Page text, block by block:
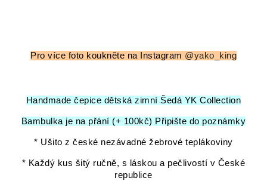
Pro více foto koukněte na Instagram @yako_king
Handmade čepice dětská zimní Šedá YK Collection
Bambulka je na přání (+ 100kč) Připište do poznámky
* Ušito z české nezávadné žebrové teplákoviny
* Každý kus šitý ručně, s láskou a pečlivostí v České
republice